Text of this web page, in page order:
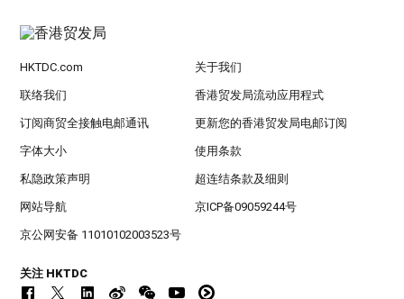
HKTDC.com 关于我们
联络我们 香港贸发局流动应用程式
订阅商贸全接触电邮通讯 更新您的香港贸发局电邮订阅
字体大小 使用条款
私隐政策声明 超连结条款及细则
网站导航 京ICP备09059244号
京公网安备 11010102003523号
关注 HKTDC